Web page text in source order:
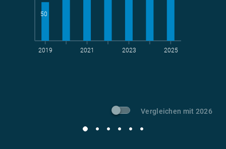
t CO -Vermeidung
2019 2021 2023 2025
50
Vergleichen mit 2026